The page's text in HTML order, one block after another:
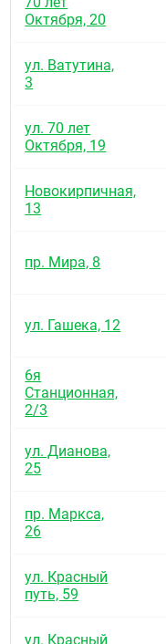
Октября, 20
ул. Ватутина,
3
ул. 70 лет
Октября, 19
Новокирпичная,
13
пр. Мира, 8
ул. Гашека, 12
6я
Станционная,
2/3
ул. Дианова,
25
пр. Маркса,
26
ул. Красный
путь, 59
ул. Красный